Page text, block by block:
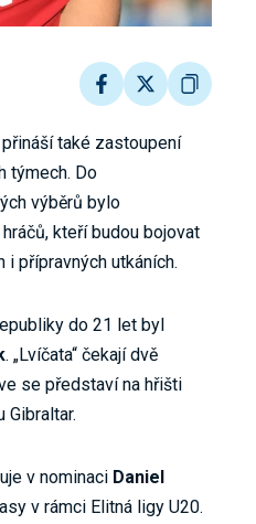
také zastoupení
týmech. Do
výběrů bylo
kteří budou bojovat
přípravných utkáních.
do 21 let byl
. „Lvíčata“ čekají dvě
se představí na hřišti
Gibraltar.
v nominaci Daniel
v rámci Elitná ligy U20.